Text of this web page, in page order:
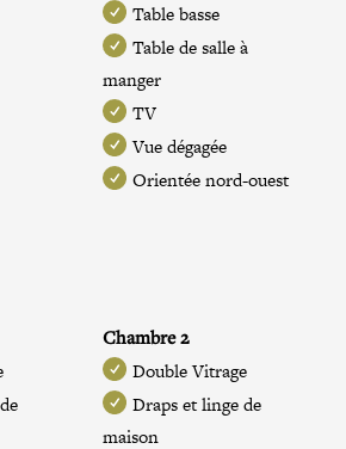
Table basse
Table de salle à
manger
TV
Vue dégagée
Orientée nord-ouest
Chambre 2
Double Vitrage
Draps et linge de
maison